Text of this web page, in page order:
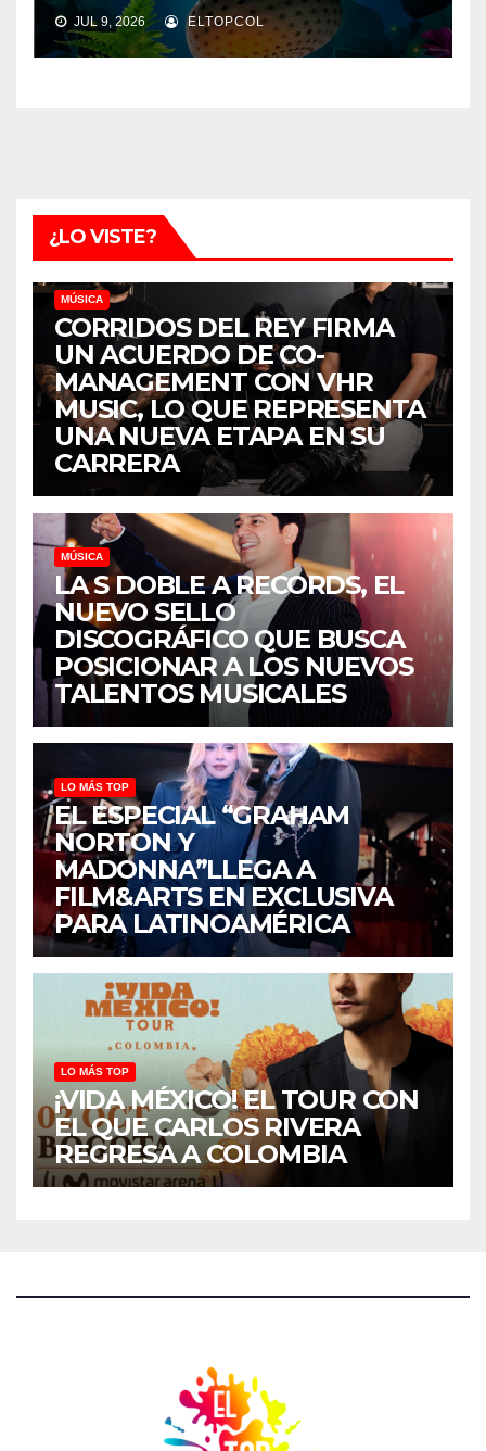
JUL 9, 2026 ELTOPCOL
¿LO VISTE?
MÚSICA
CORRIDOS DEL REY FIRMA
UN ACUERDO DE CO-
MANAGEMENT CON VHR
MUSIC, LO QUE REPRESENTA
UNA NUEVA ETAPA EN SU
CARRERA
MÚSICA
LA S DOBLE A RECORDS, EL
NUEVO SELLO
DISCOGRÁFICO QUE BUSCA
POSICIONAR A LOS NUEVOS
TALENTOS MUSICALES
LO MÁS TOP
EL ESPECIAL “GRAHAM
NORTON Y
MADONNA”LLEGA A
FILM&ARTS EN EXCLUSIVA
PARA LATINOAMÉRICA
LO MÁS TOP
¡VIDA MÉXICO! EL TOUR CON
EL QUE CARLOS RIVERA
REGRESA A COLOMBIA